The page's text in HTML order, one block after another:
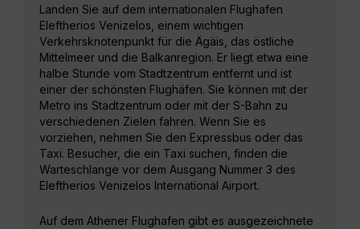
Landen Sie auf dem internationalen Flughafen
Eleftherios Venizelos, einem wichtigen
Verkehrsknotenpunkt für die Ägäis, das östliche
Mittelmeer und die Balkanregion. Er liegt etwa eine
halbe Stunde vom Stadtzentrum entfernt und ist
einer der schönsten Flughäfen. Sie können mit der
Metro ins Stadtzentrum oder mit der S-Bahn zu
verschiedenen Zielen fahren. Wenn Sie es
vorziehen, nehmen Sie den Expressbus oder das
Taxi. Besucher, die ein Taxi suchen, finden die
Warteschlange vor dem Ausgang Nummer 3 des
Eleftherios Venizelos International Airport.
Auf dem Athener Flughafen gibt es ausgezeichnete